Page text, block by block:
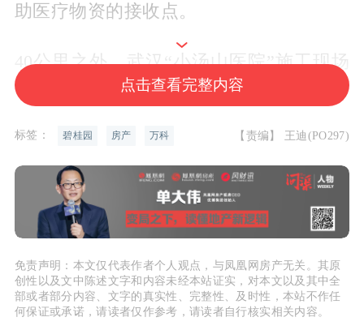
助医疗物资的接收点。
40公里之外，武汉“小汤山医院”施工现场
机声隆隆，正在连夜紧急施工。几天后，
工，新增床位1300张，接踵而至的医护人
员及患者的入住意味着医疗物资需要大批
量的紧急供应。
从主动联系红十字会捐赠物资到各区医院
慕名电话打来，即便是捐赠医疗物资信息
公布后的第四天，李培成的协调内容比除
夕开始时增加了好几倍，采访因“忙碌”推
点击查看完整内容
标签： 碧桂园 房产 万科 【责编】 王迪(PO297)
免责声明：本文仅代表作者个人观点，与凤凰网房产无关。其原
创性以及文中陈述文字和内容未经本站证实，对本文以及其中全
部或者部分内容、文字的真实性、完整性、及时性，本站不作任
何保证或承诺，请读者仅作参考，请读者自行核实相关内容。